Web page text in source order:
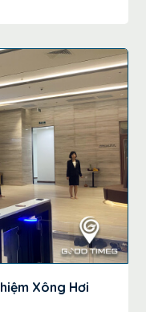
Xông Hơi